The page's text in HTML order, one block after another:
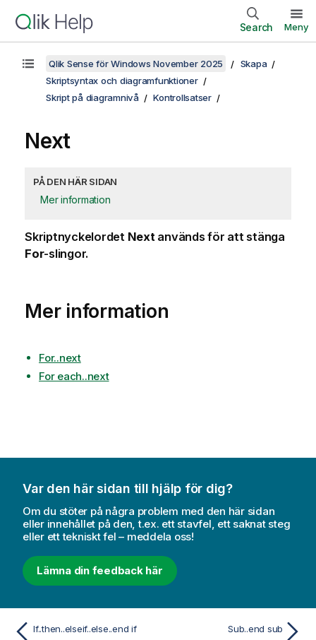
Search Meny
Qlik Sense för Windows November 2025
Skapa
Skriptsyntax och diagramfunktioner
Skript på diagramnivå
Kontrollsatser
Next
PÅ DEN HÄR SIDAN
Mer information
Skriptnyckelordet Nextanvänds för att stänga
For-slingor.
Mer information
For..next
For each..next
Var den här sidan till hjälp för dig?
Om du stöter på några problem med den här sidan
eller innehållet på den, t.ex. ett stavfel, ett saknat steg
eller ett tekniskt fel – meddela oss!
Lämna din feedback här
If..then..elseif..else..end if Sub..end sub